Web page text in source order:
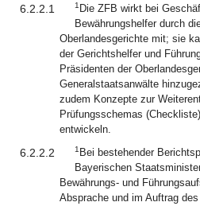
6.2.2.1 1 Die ZFB wirkt bei
Bewährungshelfer durch
Oberlandesgerichte mit; sie
der Gerichtshelfer und
Präsidenten der
Generalstaatsanwälte
zudem Konzepte zur
Prüfungsschemas
entwickeln.
6.2.2.2 1 Bei bestehender
Bayerischen
Bewährungs- und
Absprache und im Auftrag